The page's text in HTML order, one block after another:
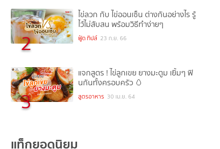
2
ไข่ลวก กับ ไข่ออนเซ็น ต่างกันอย่างไร รู้
ไว้ไม่สับสน พร้อมวิธีทำง่ายๆ
ฟู้ด ทิปส์ 23 ก.ย. 66
3
แจกสูตร ! ไข่ลูกเขย ยางมะตูม เยิ้มๆ ฟิ
นกันทั้งครอบครัว 🥚
สูตรอาหาร 30 เม.ย. 64
แท็กยอดนิยม